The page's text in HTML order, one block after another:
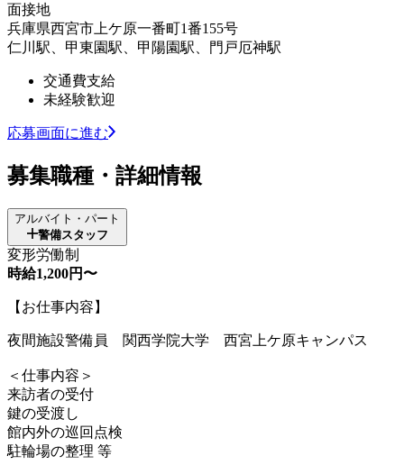
面接地
兵庫県西宮市上ケ原一番町1番155号
仁川駅、甲東園駅、甲陽園駅、門戸厄神駅
交通費支給
未経験歓迎
応募画面に進む
募集職種・詳細情報
アルバイト・パート
警備スタッフ
変形労働制
時給1,200円〜
【お仕事内容】
夜間施設警備員 関西学院大学 西宮上ケ原キャンパス
＜仕事内容＞
来訪者の受付
鍵の受渡し
館内外の巡回点検
駐輪場の整理 等